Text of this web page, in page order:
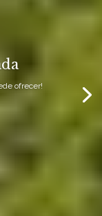
ofrecer!